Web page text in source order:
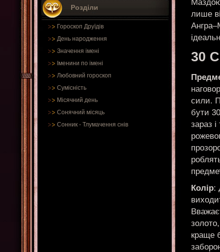
Розділи
Гороскоп Друїдів
День народження
Значення імені
Іменини по імені
Любовний гороскоп
Сумісність
Місячний день
Сонячний місяць
Сонник - Тлумачення снів
лише
30
сили.
бути
зараз
Колір:
краще